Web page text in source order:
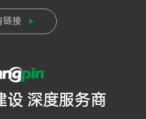
链接
设 深度服务商